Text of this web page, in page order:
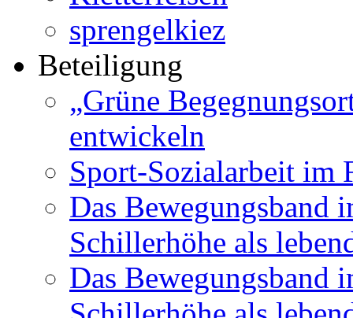
sprengelkiez
Beteiligung
„Grüne
entwickeln
Sport-Sozialarbeit im
Das Bewegungsband
Schillerhöhe als
Das Bewegungsband